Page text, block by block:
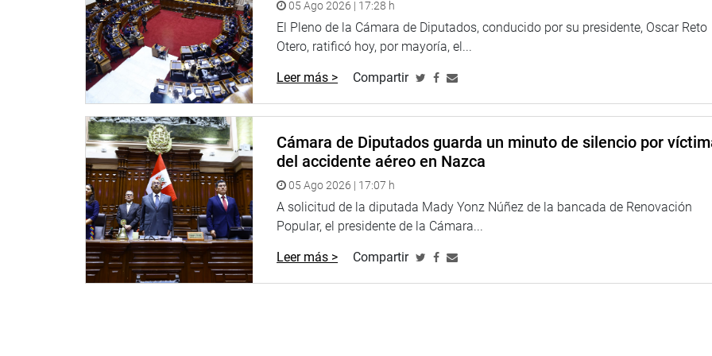
05 Ago 2026 | 17:28 h
El Pleno de la Cámara de Diputados, conducido por su presidente, Oscar Reto
Otero, ratificó hoy, por mayoría, el...
Leer más > Compartir
Cámara de Diputados guarda un minuto de silencio por
del accidente aéreo en Nazca
05 Ago 2026 | 17:07 h
A solicitud de la diputada Mady Yonz Núñez de la bancada de Renovación
Popular, el presidente de la Cámara...
Leer más > Compartir